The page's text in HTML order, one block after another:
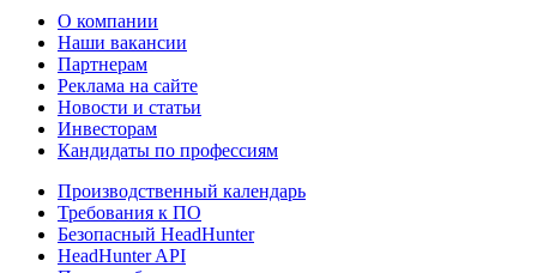
О компании
Наши вакансии
Партнерам
Реклама на сайте
Новости и статьи
Инвесторам
Кандидаты по профессиям
Производственный календарь
Требования к ПО
Безопасный HeadHunter
HeadHunter API